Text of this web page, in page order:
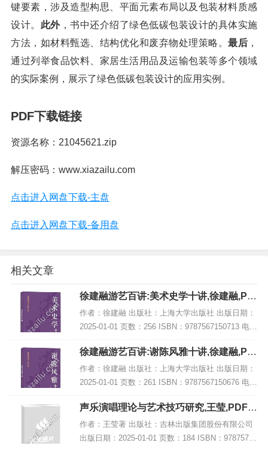
键要素，涉及造型构思、平面元素布局以及包装材料质感
设计。 此外，书中还介绍了绿色低碳包装设计的具体实施
方法，如材料甄选、结构优化和废弃物处理策略。 最后 ，
通过列举食品饮料、家居生活用品及运输包装等多个领域
的实际案例，展示了绿色低碳包装设计的应用实例。
PDF下载链接
资源名称：21045621.zip
解压密码：www.xiazailu.com
点击进入网盘下载-主盘
点击进入网盘下载-备用盘
相关文章
徐建融游艺百讲:美术史学十讲,徐建融,PD
F电子书网盘下载
作者：徐建融 出版社：上海大学出版社 出版日期：
2025-01-01 页数：256 ISBN：9787567150713 电子
书大小：217MB [高清扫描版PDF格式] 内容简介 在
《徐建...
徐建融游艺百讲:谢陈风雅十讲,徐建融,PD
F电子书网盘下载
作者：徐建融 出版社：上海大学出版社 出版日期：
2025-01-01 页数：261 ISBN：9787567150676 电子
书大小：183MB [高清扫描版PDF格式] 内容简介 在
徐建融...
声乐演唱理论与艺术技巧研究,王莹,PDF电
子书网盘下载
作者：王莹著 出版社：吉林出版集团股份有限公司
出版日期：2025-01-01 页数：184 ISBN：97875731